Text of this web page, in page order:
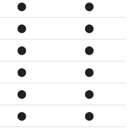
⬤ ⬤
⬤ ⬤
⬤ ⬤
⬤ ⬤
⬤ ⬤
⬤ ⬤